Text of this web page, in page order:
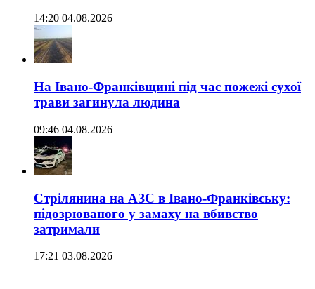
14:20 04.08.2026
На Івано-Франківщині під час пожежі сухої
трави загинула людина
09:46 04.08.2026
Стрілянина на АЗС в Івано-Франківську:
підозрюваного у замаху на вбивство
затримали
17:21 03.08.2026